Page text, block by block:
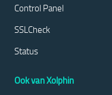
Control Panel
SSLCheck
Status
Ook van Xolphin